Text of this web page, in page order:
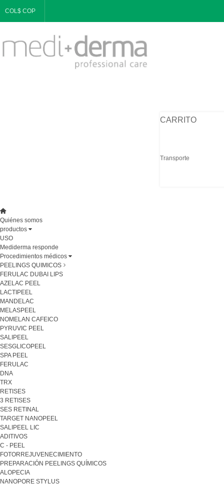
COL$ COP
CARRITO
Transporte
Quiénes somos
productos
USO
Mediderma responde
Procedimientos médicos
PEELINGS QUIMICOS
FERULAC DUBAI LIPS
AZELAC PEEL
LACTIPEEL
MANDELAC
MELASPEEL
NOMELAN CAFEICO
PYRUVIC PEEL
SALIPEEL
SESGLICOPEEL
SPA PEEL
FERULAC
DNA
TRX
RETISES
3 RETISES
SES RETINAL
TARGET NANOPEEL
SALIPEEL LIC
ADITIVOS
C - PEEL
FOTORREJUVENECIMIENTO
PREPARACIÓN PEELINGS QUÍMICOS
ALOPECIA
NANOPORE STYLUS